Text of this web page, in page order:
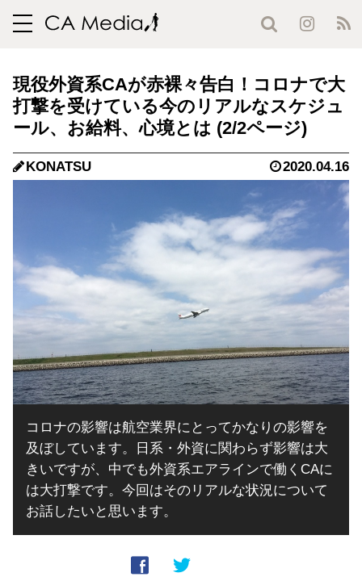
toggle
現役外資系CAが赤裸々告白！コロナで大
打撃を受けている今のリアルなスケジュ
ール、お給料、心境とは (2/2ページ)
KONATSU 2020.04.16
コロナの影響は航空業界にとってかなりの影響を
及ぼしています。日系・外資に関わらず影響は大
きいですが、中でも外資系エアラインで働くCAに
は大打撃です。今回はそのリアルな状況について
お話したいと思います。